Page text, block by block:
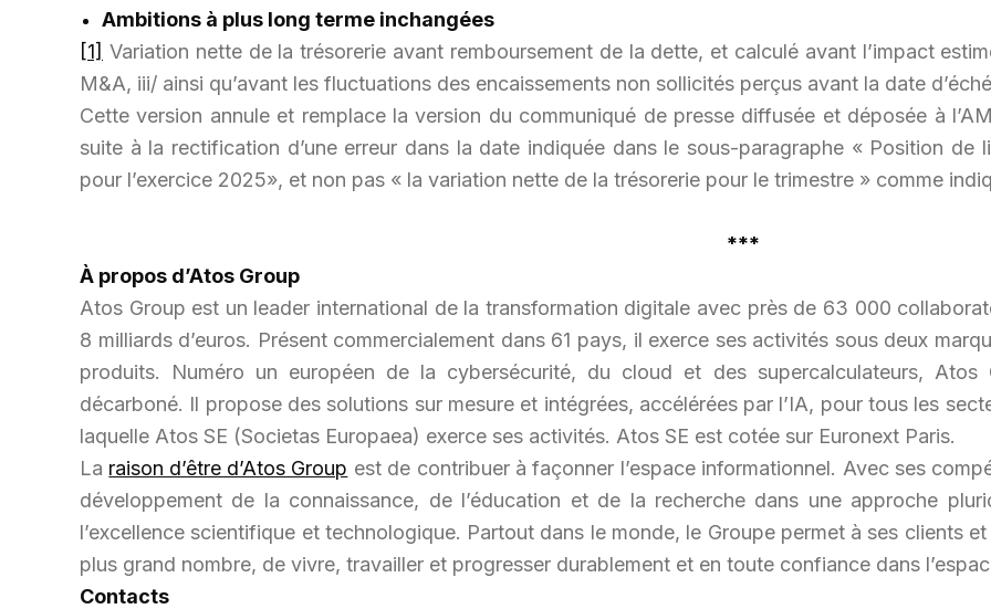
Ambitions à plus long terme inchangées
[1] Variation nette de la trésorerie avant remboursement de la dette, et calculé avant l’impact
M&A, iii/ ainsi qu’avant les fluctuations des encaissements non sollicités perçus avant la date
Cette version annule et remplace la version du communiqué de presse diffusée et déposée à
suite à la rectification d’une erreur dans la date indiquée dans le sous-paragraphe « Position
pour l’exercice 2025», et non pas « la variation nette de la trésorerie pour le trimestre » comme
***
À propos d’Atos Group
Atos Group est un leader international de la transformation digitale avec près de 63 000
8 milliards d’euros. Présent commercialement dans 61 pays, il exerce ses activités sous deux
produits. Numéro un européen de la cybersécurité, du cloud et des supercalculateurs, Atos
décarboné. Il propose des solutions sur mesure et intégrées, accélérées par l’IA, pour tous les
laquelle Atos SE (Societas Europaea) exerce ses activités. Atos SE est cotée sur Euronext Paris.
La raison d’être d’Atos Group est de contribuer à façonner l’espace informationnel. Avec ses
développement de la connaissance, de l’éducation et de la recherche dans une approche
l’excellence scientifique et technologique. Partout dans le monde, le Groupe permet à ses clients
plus grand nombre, de vivre, travailler et progresser durablement et en toute confiance dans
Contacts